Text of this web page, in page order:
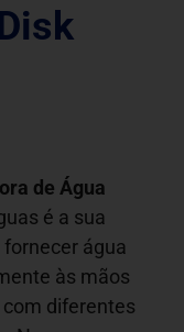
de Água
é a sua
água
às mãos
diferentes